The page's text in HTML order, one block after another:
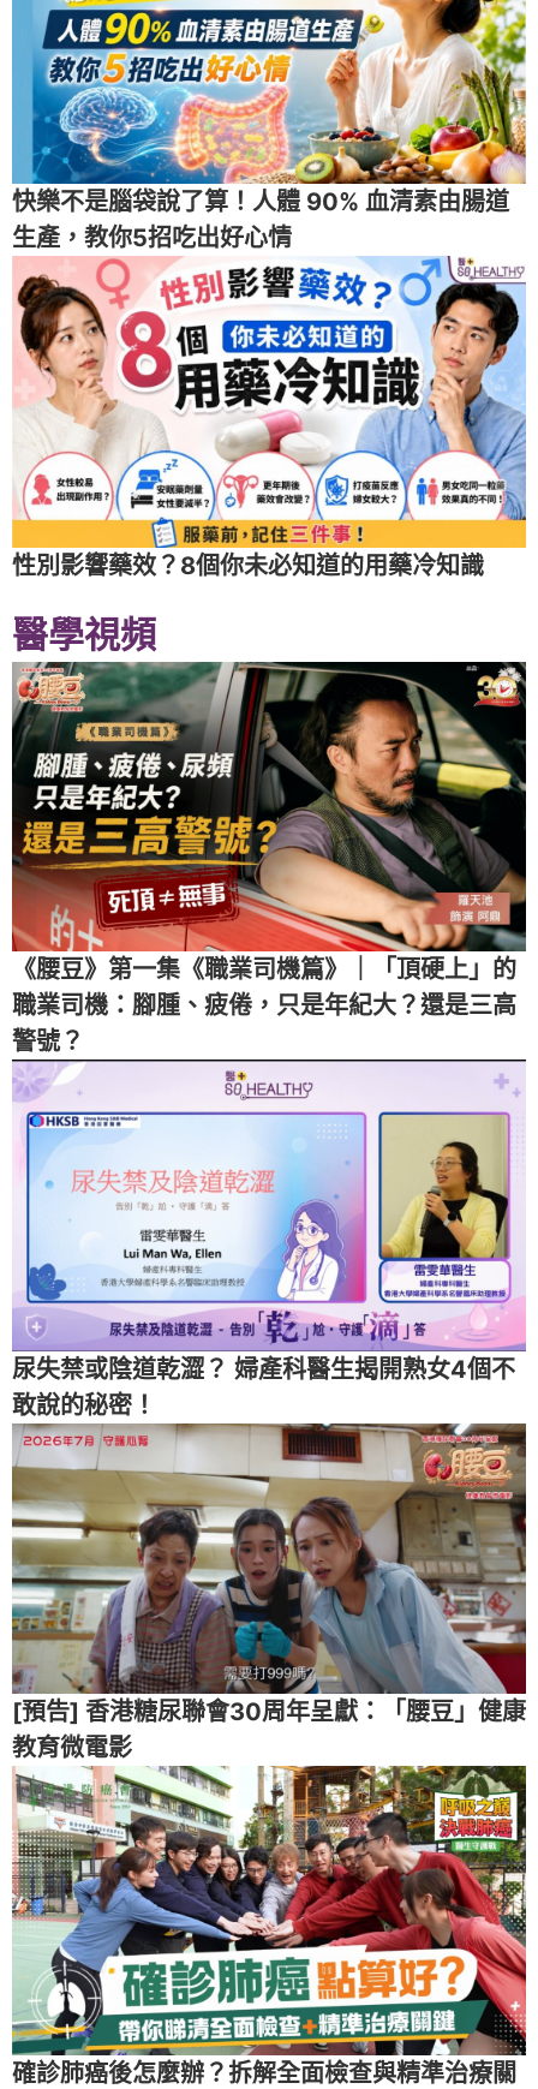
快樂不是腦袋說了算！人體 90% 血清素由腸道
生產，教你5招吃出好心情
性別影響藥效？8個你未必知道的用藥冷知識
醫學視頻
《腰豆》第一集《職業司機篇》｜「頂硬上」的
職業司機：腳腫、疲倦，只是年紀大？還是三高
警號？
尿失禁或陰道乾澀？ 婦產科醫生揭開熟女4個不
敢說的秘密！
[預告] 香港糖尿聯會30周年呈獻：「腰豆」健康
教育微電影
確診肺癌後怎麼辦？拆解全面檢查與精準治療關